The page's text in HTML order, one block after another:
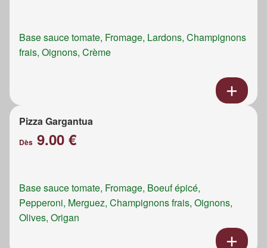
Base sauce tomate, Fromage, Lardons, Champignons
frais, Oignons, Crème
Pizza Gargantua
Dès 9.00 €
Base sauce tomate, Fromage, Boeuf épicé,
Pepperoni, Merguez, Champignons frais, Oignons,
Olives, Origan